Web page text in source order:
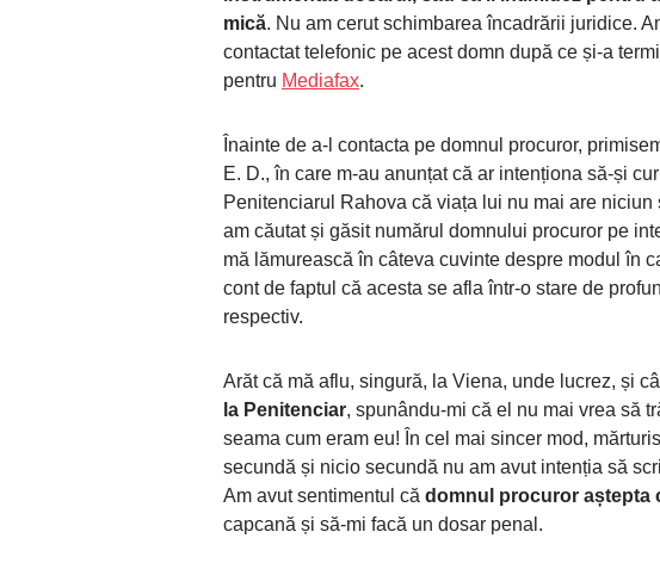
mică. Nu am cerut schimbarea încadrării juridice.
contactat telefonic pe acest domn după ce și-a
pentru Mediafax.
Înainte de a-l contacta pe domnul procuror,
E. D., în care m-au anunțat că ar intenționa să-și
Penitenciarul Rahova că viața lui nu mai are niciun
am căutat și găsit numărul domnului procuror pe
mă lămurească în câteva cuvinte despre modul în
cont de faptul că acesta se afla într-o stare de
respectiv.
Arăt că mă aflu, singură, la Viena, unde lucrez, și
la Penitenciar, spunându-mi că el nu mai vrea să
seama cum eram eu! În cel mai sincer mod,
secundă și nicio secundă nu am avut intenția să
Am avut sentimentul că domnul procuror aștepta
capcană și să-mi facă un dosar penal.